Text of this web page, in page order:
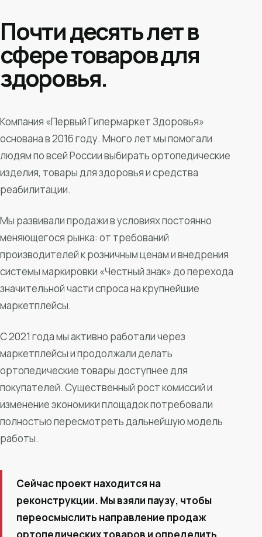
Почти десять лет в
сфере товаров для
здоровья.
Компания «Первый Гипермаркет Здоровья»
основана в 2016 году. Много лет мы помогали
людям по всей России выбирать ортопедические
изделия, товары для здоровья и средства
реабилитации.
Мы развивали продажи в условиях постоянно
меняющегося рынка: от требований
производителей к розничным ценам и внедрения
системы маркировки «Честный знак» до перехода
значительной части спроса на крупнейшие
маркетплейсы.
С 2021 года мы активно работали через
маркетплейсы и продолжали делать
ортопедические товары доступнее для
покупателей. Существенный рост комиссий и
изменение экономики площадок потребовали
полностью пересмотреть дальнейшую модель
работы.
Сейчас проект находится на
реконструкции. Мы взяли паузу, чтобы
переосмыслить направление продаж